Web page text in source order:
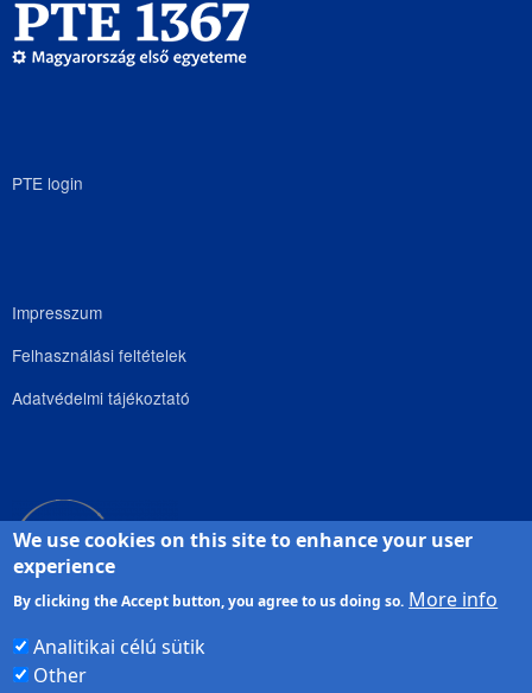
PTE login
Impresszum
Felhasználási feltételek
Adatvédelmi tájékoztató
We use cookies on this site to enhance your user
experience
By clicking the Accept button, you agree to us doing so. More info
Analitikai célú sütik
Other